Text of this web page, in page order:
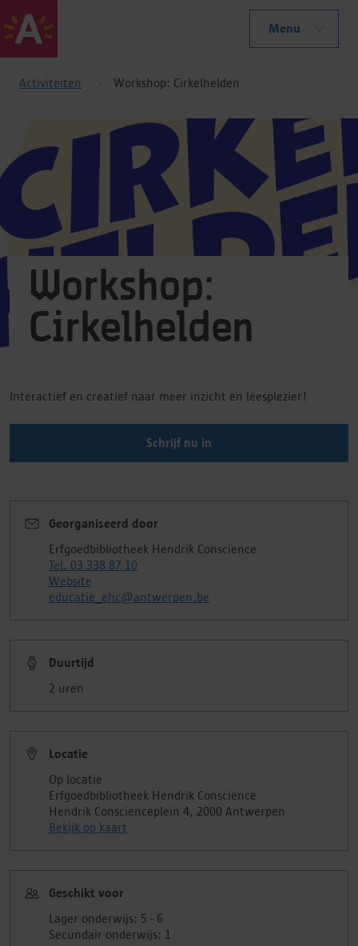
Menu
Activiteiten Workshop: Cirkelhelden
Workshop:
Cirkelhelden
Interactief en creatief naar meer inzicht en leesplezier!
Schrijf nu in
Georganiseerd door
Erfgoedbibliotheek Hendrik Conscience
Tel. 03 338 87 10
Website
educatie_ehc@antwerpen.be
Duurtijd
2 uren
Locatie
Op locatie
Erfgoedbibliotheek Hendrik Conscience
Hendrik Conscienceplein 4, 2000 Antwerpen
Bekijk op kaart
Geschikt voor
Lager onderwijs: 5 - 6
Secundair onderwijs: 1